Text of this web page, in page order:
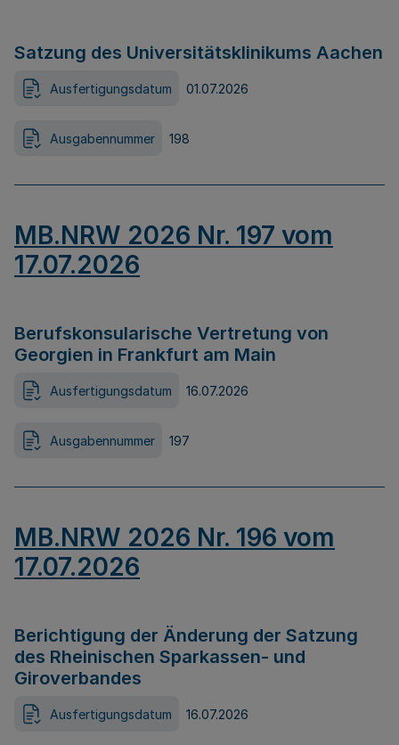
Satzung des Universitätsklinikums Aachen
Ausfertigungsdatum 01.07.2026
Ausgabennummer 198
MB.NRW 2026 Nr. 197 vom
17.07.2026
Berufskonsularische Vertretung von
Georgien in Frankfurt am Main
Ausfertigungsdatum 16.07.2026
Ausgabennummer 197
MB.NRW 2026 Nr. 196 vom
17.07.2026
Berichtigung der Änderung der Satzung
des Rheinischen Sparkassen- und
Giroverbandes
Ausfertigungsdatum 16.07.2026